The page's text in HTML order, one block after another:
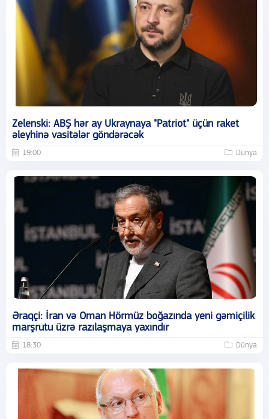
Zelenski: ABŞ hər ay Ukraynaya "Patriot" üçün raket
əleyhinə vasitələr göndərəcək
19:00 Dünya
Əraqçi: İran və Oman Hörmüz boğazında yeni gəmiçilik
marşrutu üzrə razılaşmaya yaxındır
18:30 Dünya